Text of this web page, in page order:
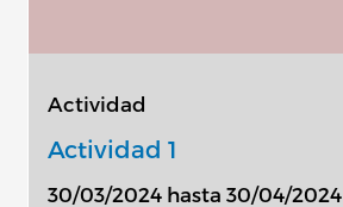
Actividad
Actividad 1
30/03/2024 hasta 30/04/2024